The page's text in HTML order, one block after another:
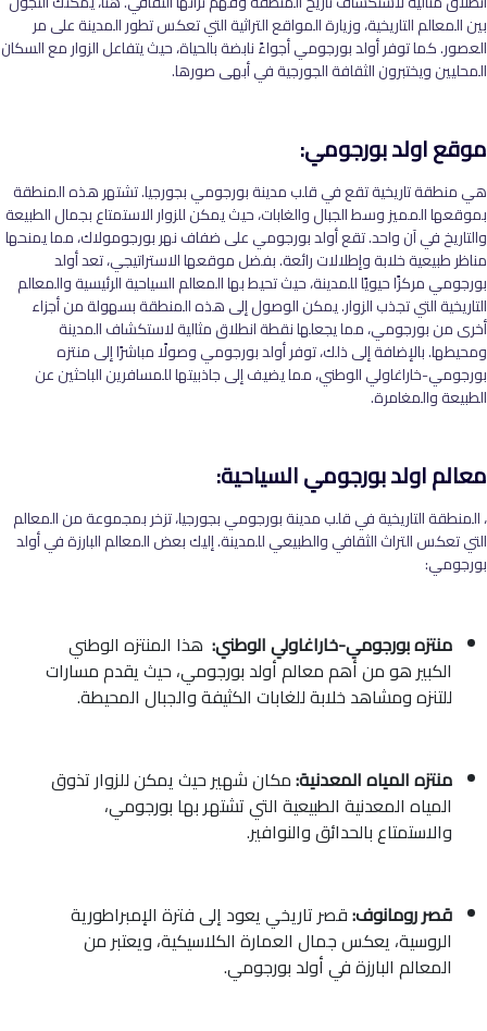
بين المعالم التاريخية، وزيارة المواقع التراثية التي تعكس تطور المدينة على مر
العصور. كما توفر أولد بورجومي أجواءً نابضة بالحياة، حيث يتفاعل الزوار مع السكان
المحليين ويختبرون الثقافة الجورجية في أبهى صورها.
موقعاولد بورجومي:
هي منطقة تاريخية تقع في قلب مدينة بورجومي بجورجيا. تشتهر هذه المنطقة
بموقعها المميز وسط الجبال والغابات، حيث يمكن للزوار الاستمتاع بجمال الطبيعة
والتاريخ في آن واحد. تقع أولد بورجومي على ضفاف نهر بورجومولاك، مما يمنحها
مناظر طبيعية خلابة وإطلالات رائعة. بفضل موقعها الاستراتيجي، تعد أولد
بورجومي مركزًا حيويًا للمدينة، حيث تحيط بها المعالم السياحية الرئيسية والمعالم
التاريخية التي تجذب الزوار. يمكن الوصول إلى هذه المنطقة بسهولة من أجزاء
أخرى من بورجومي، مما يجعلها نقطة انطلاق مثالية لاستكشاف المدينة
ومحيطها. بالإضافة إلى ذلك، توفر أولد بورجومي وصولًا مباشرًا إلى منتزه
بورجومي-خاراغاولي الوطني، مما يضيف إلى جاذبيتها للمسافرين الباحثين عن
الطبيعة والمغامرة.
معالم اولد بورجومي السياحية:
، المنطقة التاريخية في قلب مدينة بورجومي بجورجيا، تزخر بمجموعة من المعالم
التي تعكس التراث الثقافي والطبيعي للمدينة. إليك بعض المعالم البارزة في أولد
بورجومي:
منتزه بورجومي-خاراغاولي الوطني: هذا المنتزه الوطني
الكبير هو من أهم معالم أولد بورجومي، حيث يقدم مسارات
للتنزه ومشاهد خلابة للغابات الكثيفة والجبال المحيطة.
منتزه المياه المعدنية:مكان شهير حيث يمكن للزوار تذوق
المياه المعدنية الطبيعية التي تشتهر بها بورجومي،
والاستمتاع بالحدائق والنوافير.
قصر رومانوف:قصر تاريخي يعود إلى فترة الإمبراطورية
الروسية، يعكس جمال العمارة الكلاسيكية، ويعتبر من
المعالم البارزة في أولد بورجومي.